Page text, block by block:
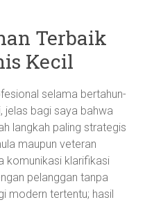
Terbaik
Kecil
selama bertahun-
jelas bagi saya bahwa
langkah paling strategis
maupun veteran
komunikasi klarifikasi
pelanggan tanpa
modern tertentu; hasil